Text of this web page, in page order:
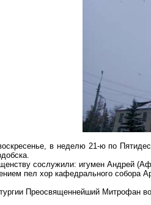
в неделю 21-ю по
сослужили: игумен Андрей
пел хор кафедрального собора
Преосвященнейший Митрофан